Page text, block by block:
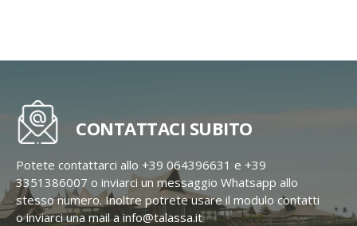
CONTATTACI SUBITO
Potete contattarci allo +39 064396631 e +39
3351386007 o inviarci un messaggio Whatsapp allo
stesso numero. Inoltre potrete usare il modulo contatti
o inviarci una mail a info@talassa.it